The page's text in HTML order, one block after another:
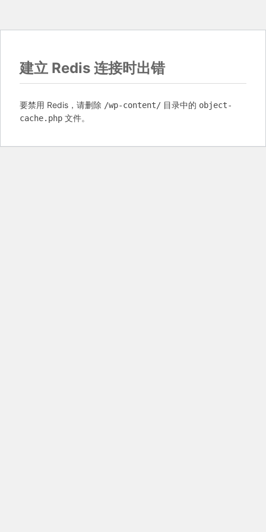
建立 Redis 连接时出错
要禁用 Redis，请删除 /wp-content/ 目录中的 object-
cache.php 文件。